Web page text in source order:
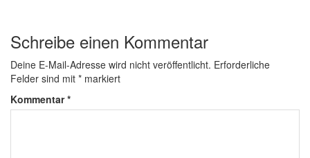
Schreibe einen Kommentar
Deine E-Mail-Adresse wird nicht veröffentlicht. Erforderliche
Felder sind mit * markiert
Kommentar*